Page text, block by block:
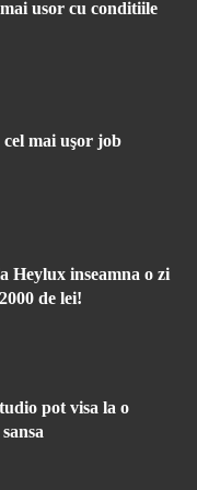
usor cu conditiile
mai uşor job
Heylux inseamna o zi
de lei!
pot visa la o